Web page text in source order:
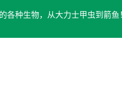
各种生物，从大力士甲虫到箭鱼